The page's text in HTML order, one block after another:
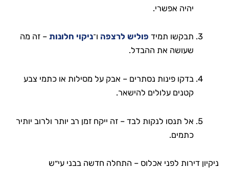
יהיה אפשרי.
תבקשו תמיד פוליש לרצפה ו־ניקוי חלונות – זה מה
שעושה את ההבדל.
בדקו פינות נסתרים – אבק על מסילות או כתמי צבע
קטנים עלולים להישאר.
אל תנסו לנקות לבד – זה ייקח זמן רב יותר ולרוב יותיר
כתמים.
ניקיון דירות לפני אכלוס – התחלה חדשה בבני עי״ש